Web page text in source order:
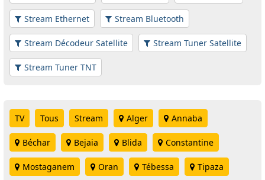
Stream Ethernet Stream Bluetooth
Stream Décodeur Satellite Stream Tuner Satellite
Stream Tuner TNT
TV Tous Stream Alger Annaba
Béchar Bejaia Blida Constantine
Mostaganem Oran Tébessa Tipaza